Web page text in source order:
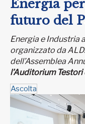
Energia
futuro del
Energia e Industria
organizzato da
dell’Assemblea
l’Auditorium
Ascolta